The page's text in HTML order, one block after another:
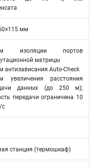
мм
изоляции портов
матрицы
антизависания Auto-Check
увеличения расстояния
данных (до 250 м);
передачи ограничена 10
с
станция (термошкаф)